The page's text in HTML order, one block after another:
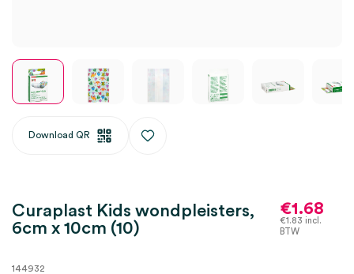
Download QR
Curaplast Kids wondpleisters,
6cm x 10cm (10)
€1.68
€1.83 incl.
BTW
144932